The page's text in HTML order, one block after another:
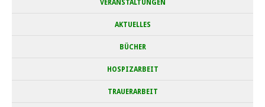
VERANSTALTUNGEN
AKTUELLES
BÜCHER
HOSPIZARBEIT
TRAUERARBEIT